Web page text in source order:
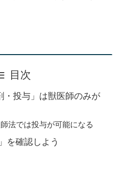
目次
・投与」は獣医師のみが
法では投与が可能になる
を確認しよう